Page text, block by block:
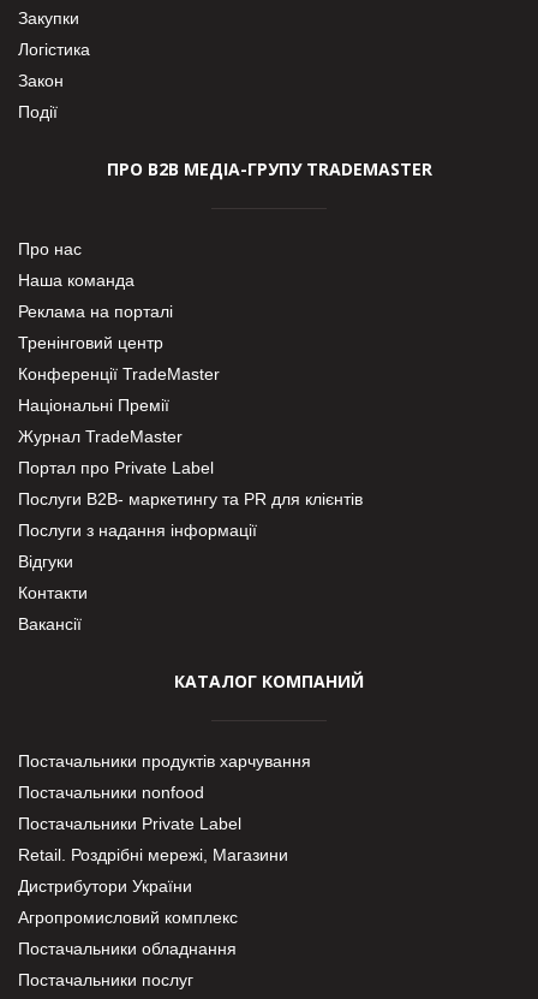
Закупки
Логістика
Закон
Події
ПРО В2В МЕДІА-ГРУПУ TRADEMASTER
Про нас
Наша команда
Реклама на порталі
Тренінговий центр
Конференції TradeMaster
Національні Премії
Журнал TradeMaster
Портал про Private Label
Послуги В2В- маркетингу та PR для клієнтів
Послуги з надання інформації
Відгуки
Контакти
Вакансії
КАТАЛОГ КОМПАНИЙ
Постачальники продуктів харчування
Постачальники nonfood
Постачальники Private Label
Retail. Роздрібні мережі, Магазини
Дистрибутори України
Агропромисловий комплекс
Постачальники обладнання
Постачальники послуг